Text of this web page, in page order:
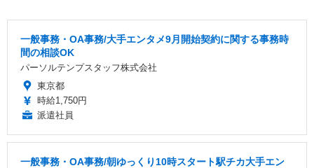
一般事務・OA事務/大手エンタメ9月開始契約に関する事務時
間の相談OK
パーソルテンプスタッフ株式会社
東京都
時給1,750円
派遣社員
一般事務・OA事務/朝ゆっくり10時スタート駅チカ大手エン